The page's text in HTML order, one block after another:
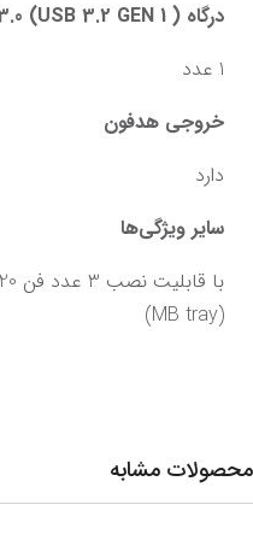
درگاه USB 3.0 (USB 3.2 GEN 1 )
1 عدد
خروجی هدفون
دارد
سایر ویژگی‌ها
(MB tray)
محصولات مشابه